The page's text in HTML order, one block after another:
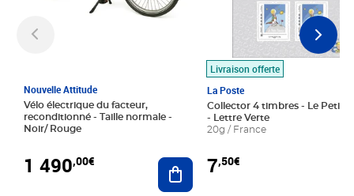
Nouvelle Attitude
Vélo électrique du facteur,
reconditionné - Taille normale -
Noir/ Rouge
1 490,00€ Ajouter au panier
Livraison offerte
La Poste
Collector 4 timbres - Le Petit
- Lettre Verte
20g / France
7,50€